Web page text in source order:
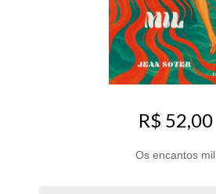
R$ 52,00
Os encantos mil